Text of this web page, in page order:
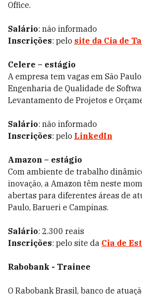
Office.
Salário: não informado
Inscrições: pelo site da Cia de
Celere – estágio
A empresa tem vagas em São
Engenharia de Qualidade de
Levantamento de Projetos e
Salário: não informado
Inscrições: pelo LinkedIn
Amazon – estágio
Com ambiente de trabalho
inovação, a Amazon têm neste
abertas para diferentes áreas de
Paulo, Barueri e Campinas.
Salário: 2.300 reais
Inscrições: pelo site da Cia de
Rabobank - Trainee
O Rabobank Brasil, banco de